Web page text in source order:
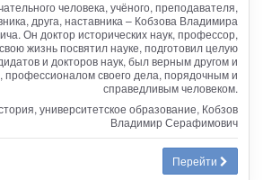
человека, учёного, преподавателя,
друга, наставника – Кобзова Владимира
Он доктор исторических наук, профессор,
жизнь посвятил науке, подготовил целую
и докторов наук, был верным другом и
профессионалом своего дела, порядочным и
справедливым человеком.
университетское образование, Кобзов
Владимир Серафимович
Перейти